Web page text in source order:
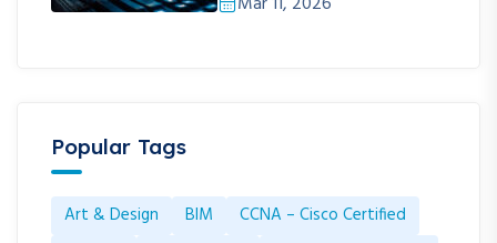
Popular Tags
Art & Design BIM
CCNA – Cisco Certified